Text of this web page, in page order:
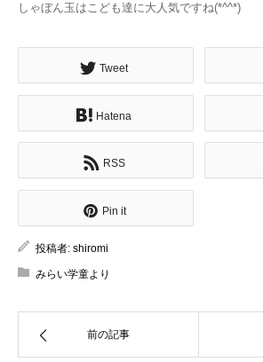
しゃぼん玉はこども達に大人気ですね(*^^*)
Tweet
Hatena
RSS
Pin it
投稿者: shiromi
みらい学童より
前の記事